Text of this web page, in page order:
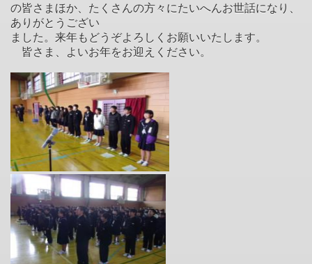
の皆さまほか、たくさんの方々にたいへんお世話になり、
ありがとうござい
ました。来年もどうぞよろしくお願いいたします。
皆さま、よいお年をお迎えください。